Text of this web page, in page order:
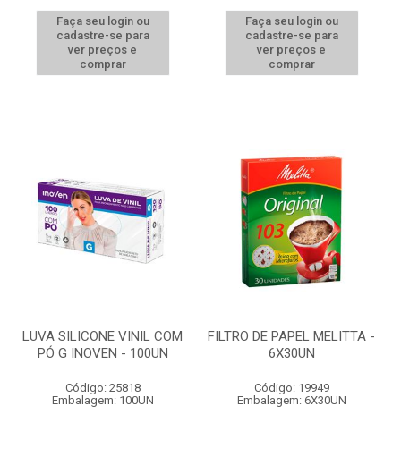
Faça seu login ou
cadastre-se para
ver preços e
comprar
Faça seu login ou
cadastre-se para
ver preços e
comprar
LUVA SILICONE VINIL COM
PÓ G INOVEN - 100UN
Código: 25818
Embalagem: 100UN
FILTRO DE PAPEL MELITTA -
6X30UN
Código: 19949
Embalagem: 6X30UN